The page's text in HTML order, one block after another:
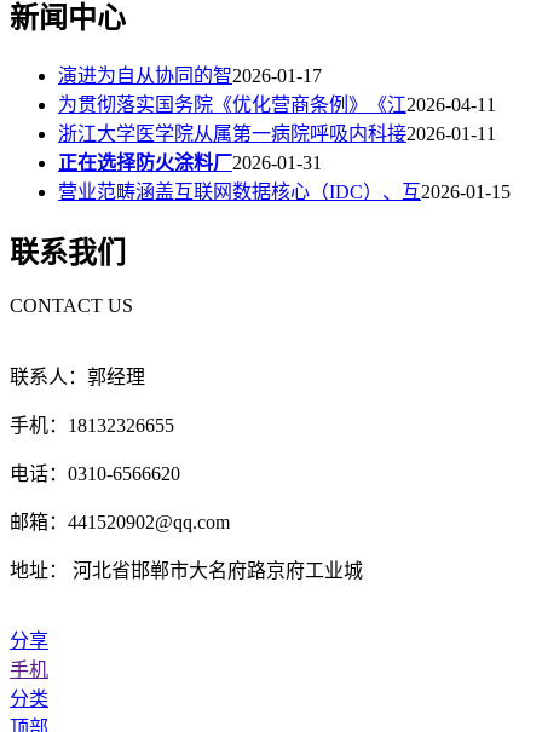
新闻中心
演进为自从协同的智2026-01-17
为贯彻落实国务院《优化营商条例》《江2026-04-11
浙江大学医学院从属第一病院呼吸内科接2026-01-11
正在选择防火涂料厂2026-01-31
营业范畴涵盖互联网数据核心（IDC）、互2026-01-15
联系我们
CONTACT US
联系人：郭经理
手机：18132326655
电话：0310-6566620
邮箱：441520902@qq.com
地址： 河北省邯郸市大名府路京府工业城
分享
手机
分类